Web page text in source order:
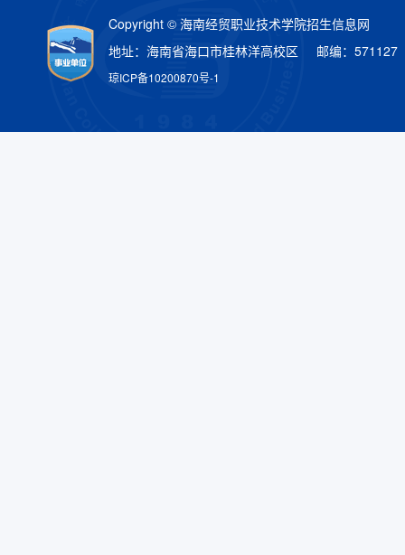
Copyright © 海南经贸职业技术学院招生信息网
地址：海南省海口市桂林洋高校区 邮编：571127
琼ICP备10200870号-1